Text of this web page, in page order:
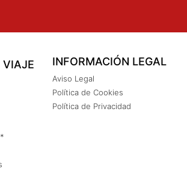
VIAJE INFORMACIÓN LEGAL
Aviso Legal
Política de Cookies
Política de Privacidad